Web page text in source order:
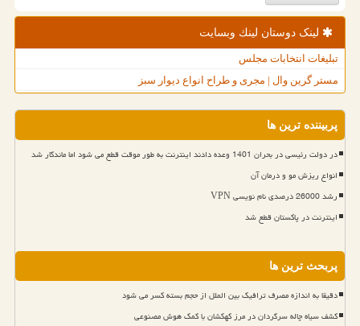
لینک دوستان لینك وبسایت
تبلیغات انتخابات مجلس
مستر گرین وال | مجری و طراح انواع دیوار سبز
پربیننده ترین ها
در دولت رئیسی در بحران 1401 وعده دادند اینترنت به طور موقت قطع می شود اما ماندگار شد
انواع ریزش مو و درمان آن
رشد 26000 درصدی نام نویسی VPN
اینترنت در پاکستان قطع شد
پربحث ترین ها
دقیقا به اندازه مصرف ترافیک بین الملل از حجم بسته کسر می شود
کشف سیاه چاله سرگردان در مرز کهکشان با کمک هوش مصنوعی